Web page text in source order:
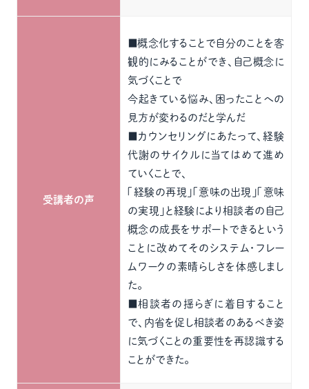
受講者の声
■概念化することで自分のことを客
観的にみることができ、自己概念に
気づくことで
今起きている悩み、困ったことへの
見方が変わるのだと学んだ
■カウンセリングにあたって、経験
代謝のサイクルに当てはめて進め
ていくことで、
「経験の再現」「意味の出現」「意味
の実現」と経験により相談者の自己
概念の成長をサポートできるという
ことに改めてそのシステム・フレー
ムワークの素晴らしさを体感しまし
た。
■相談者の揺らぎに着目すること
で、内省を促し相談者のあるべき姿
に気づくことの重要性を再認識する
ことができた。